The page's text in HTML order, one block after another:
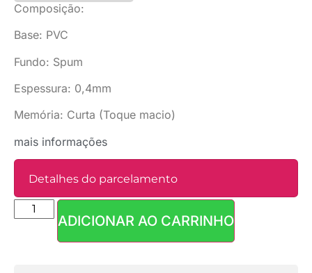
Composição:
Base: PVC
Fundo: Spum
Espessura: 0,4mm
Memória: Curta (Toque macio)
mais informações
Detalhes do parcelamento
Parcelas:ADICIONAR AO CARRINHO